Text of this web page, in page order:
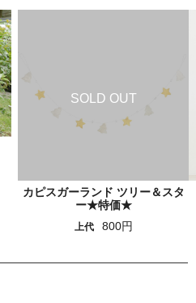
カピスガーランド ツリー＆スタ
ー★特価★
上代 800円